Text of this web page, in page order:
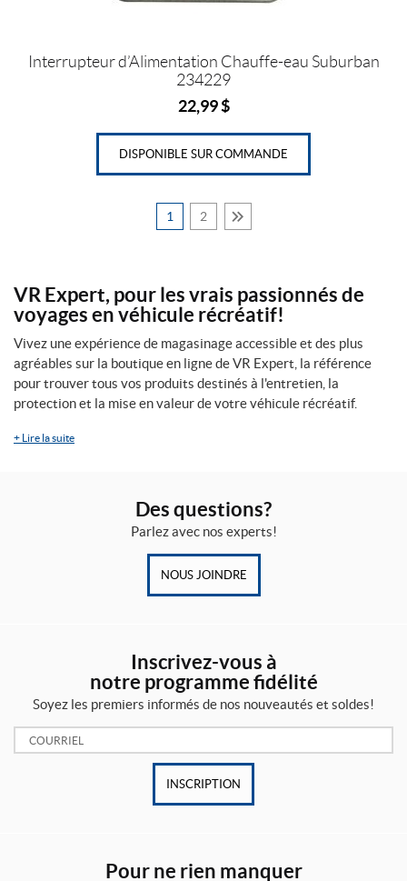
Interrupteur d’Alimentation Chauffe-eau Suburban
234229
22,99$
DISPONIBLE SUR COMMANDE
1 2
VR Expert, pour les vrais passionnés de
voyages en véhicule récréatif!
Vivez une expérience de magasinage accessible et des plus
agréables sur la boutique en ligne de VR Expert, la référence
pour trouver tous vos produits destinés à l'entretien, la
protection et la mise en valeur de votre véhicule récréatif.
+ Lire la suite
Des questions?
Parlez avec nos experts!
NOUS JOINDRE
Inscrivez-vous à
notre programme fidélité
Soyez les premiers informés de nos nouveautés et soldes!
Courriel:
INSCRIPTION
Pour ne rien manquer